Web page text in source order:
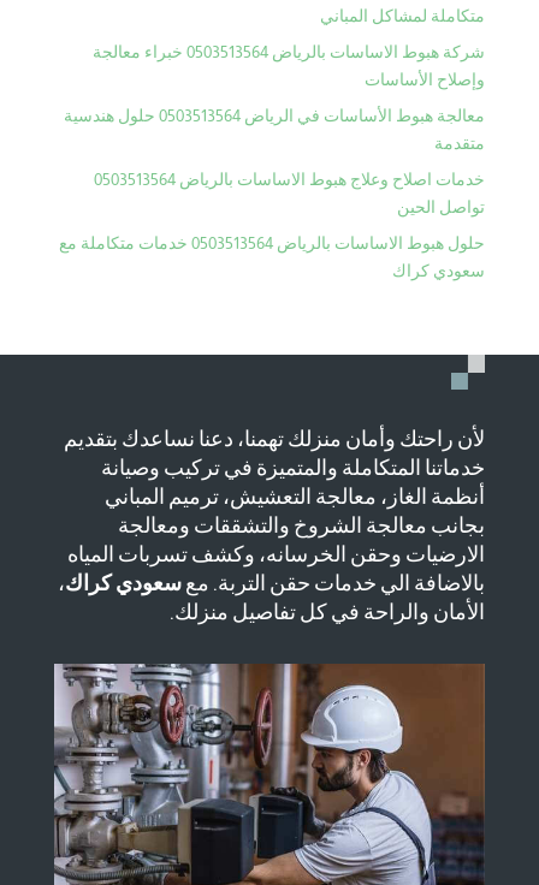
متكاملة لمشاكل المباني
شركة هبوط الاساسات بالرياض 0503513564 خبراء معالجة
وإصلاح الأساسات
معالجة هبوط الأساسات في الرياض 0503513564 حلول هندسية
متقدمة
خدمات اصلاح وعلاج هبوط الاساسات بالرياض 0503513564
تواصل الحين
حلول هبوط الاساسات بالرياض 0503513564 خدمات متكاملة مع
سعودي كراك
لأن راحتك وأمان منزلك تهمنا، دعنا نساعدك بتقديم
خدماتنا المتكاملة والمتميزة في تركيب وصيانة
أنظمة الغاز، معالجة التعشيش، ترميم المباني
بجانب معالجة الشروخ والتشققات ومعالجة
الارضيات وحقن الخرسانه، وكشف تسربات المياه
بالاضافة الي خدمات حقن التربة. مع سعودي كراك،
الأمان والراحة في كل تفاصيل منزلك.